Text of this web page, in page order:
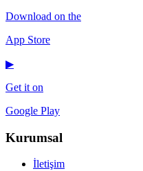
Download on the
App Store
▶
Get it on
Google Play
Kurumsal
İletişim